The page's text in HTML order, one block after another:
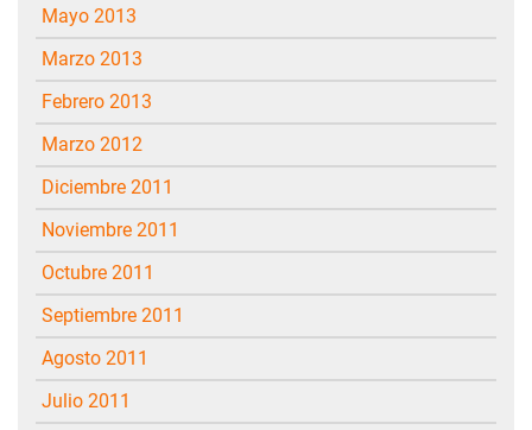
mayo 2013
marzo 2013
febrero 2013
marzo 2012
diciembre 2011
noviembre 2011
octubre 2011
septiembre 2011
agosto 2011
julio 2011